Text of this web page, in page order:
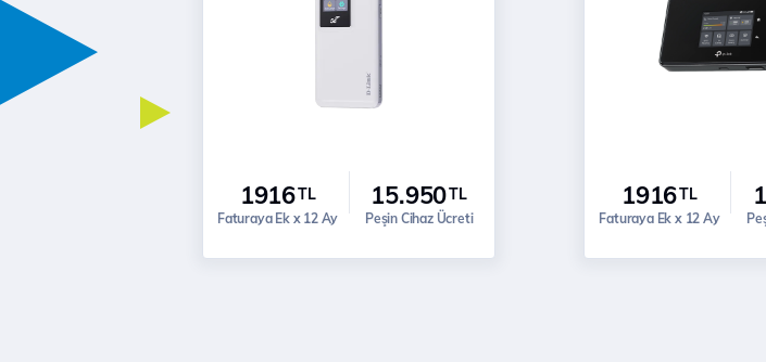
1916TL
Faturaya Ek x 12 Ay
15.950TL
Peşin Cihaz Ücreti
1916TL
Faturaya Ek x 12 Ay